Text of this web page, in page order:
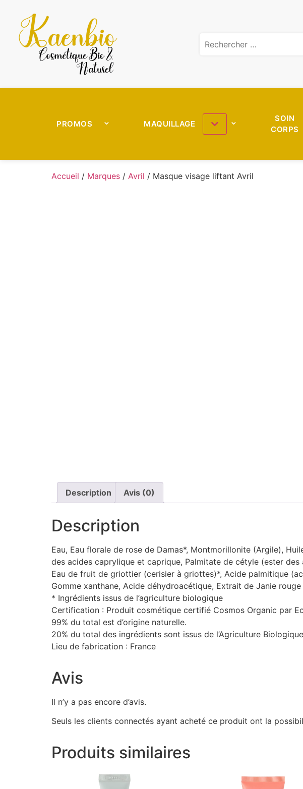
PROMOS MAQUILLAGE
SOIN
CORPS
Accueil / Marques / Avril / Masque visage liftant Avril
Description Avis (0)
Description
Eau, Eau florale de rose de Damas*, Montmorillonite (Argile),
des acides caprylique et caprique, Palmitate de cétyle (ester
Eau de fruit de griottier (cerisier à griottes)*, Acide palmitique
Gomme xanthane, Acide déhydroacétique, Extrait de Janie rouge
* Ingrédients issus de l’agriculture biologique
Certification : Produit cosmétique certifié Cosmos Organic par
99% du total est d’origine naturelle.
20% du total des ingrédients sont issus de l’Agriculture
Lieu de fabrication : France
Avis
Il n’y a pas encore d’avis.
Seuls les clients connectés ayant acheté ce produit ont la
Produits similaires